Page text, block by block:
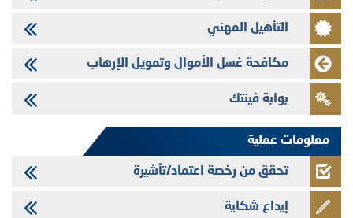
تنشر الهيئة المغربية لسوق الرساميل العدد الرابع عشر من مجلة سوق الرساميل
28/07/2026
Med Paper - تجاوز حد المساهمة 5%
24/07/2026
Saham Leasing - التحيين السنوي لملف المعلومات المتعلق ببرنامج إصدار
التأهيل المهني
مكافحة غسل الأموال وتمويل الإرهاب
بوابة فينتك
معلومات عملية
تحقق من رخصة اعتماد/تأشيرة
إيداع شكاية